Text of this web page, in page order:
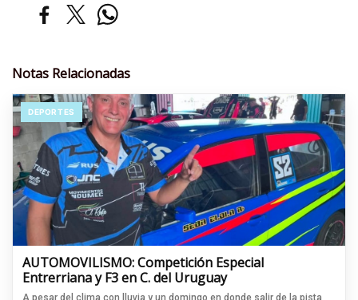
Notas Relacionadas
DEPORTES
AUTOMOVILISMO: Competición Especial
Entrerriana y F3 en C. del Uruguay
A pesar del clima con lluvia y un domingo en donde salir de la pista